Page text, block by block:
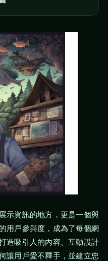
示資訊的地方，更是一個與
用戶參與度，成為了每個網
造吸引人的內容、互動設計
讓用戶愛不釋手，並建立忠